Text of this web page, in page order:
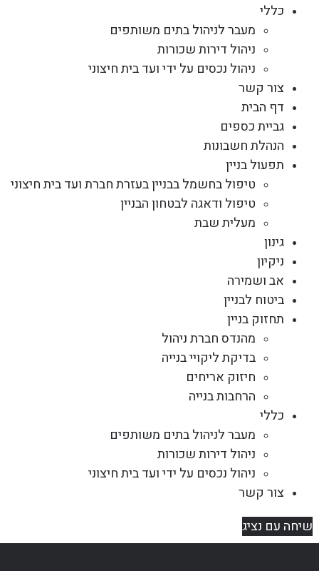
כללי
מעבר לניהול בתים משותפים
ניהול דירות שכורות
ניהול נכסים על ידי ועד בית חיצוני
צור קשר
דף הבית
גביית כספים
הנהלת חשבונות
תפעול בניין
טיפול בחשמל בבניין בעזרת חברת ועד בית חיצוני
טיפול ודאגה לבטחון הבניין
מעלית שבת
גינון
ניקיון
אב ושמירה
ביטוח לבניין
תחזוק בניין
מהנדס חברת ניהול
בדיקת ליקויי בנייה
חיזוק אריחים
הרחבות בנייה
כללי
מעבר לניהול בתים משותפים
ניהול דירות שכורות
ניהול נכסים על ידי ועד בית חיצוני
צור קשר
שיחה עם נציג